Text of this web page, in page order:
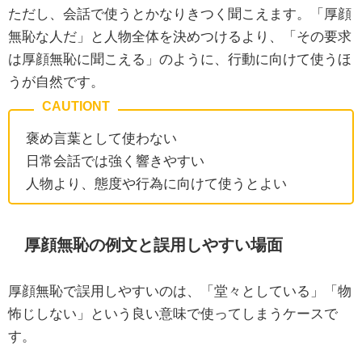
ただし、会話で使うとかなりきつく聞こえます。「厚顔
無恥な人だ」と人物全体を決めつけるより、「その要求
は厚顔無恥に聞こえる」のように、行動に向けて使うほ
うが自然です。
褒め言葉として使わない
日常会話では強く響きやすい
人物より、態度や行為に向けて使うとよい
厚顔無恥の例文と誤用しやすい場面
厚顔無恥で誤用しやすいのは、「堂々としている」「物
怖じしない」という良い意味で使ってしまうケースで
す。